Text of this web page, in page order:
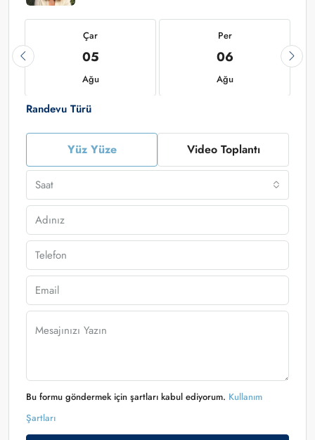
Çar
05
Ağu
Per
06
Ağu
Randevu Türü
Yüz Yüze Video Toplantı
Saat
Bu formu göndermek için şartları kabul ediyorum. Kullanım
Şartları